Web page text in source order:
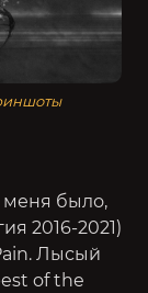
меня было,
2016-2021)
. Лысый
of the